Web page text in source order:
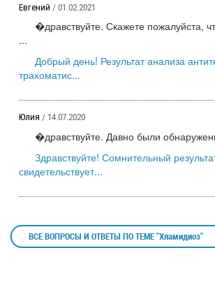
Евгений / 01.02.2021
�дравствуйте. Скажете пожалуйста,
...
Добрый день! Результат анализа
трахоматис...
Юлия / 14.07.2020
�дравствуйте. Давно были
Здравствуйте! Сомнительный
свидетельствует...
ВСЕ ВОПРОСЫ И ОТВЕТЫ ПО ТЕМЕ "Хламидиоз"